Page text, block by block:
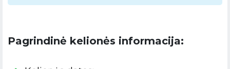
Pagrindinė kelionės informacija: